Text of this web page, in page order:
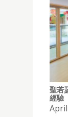
聖若
經驗